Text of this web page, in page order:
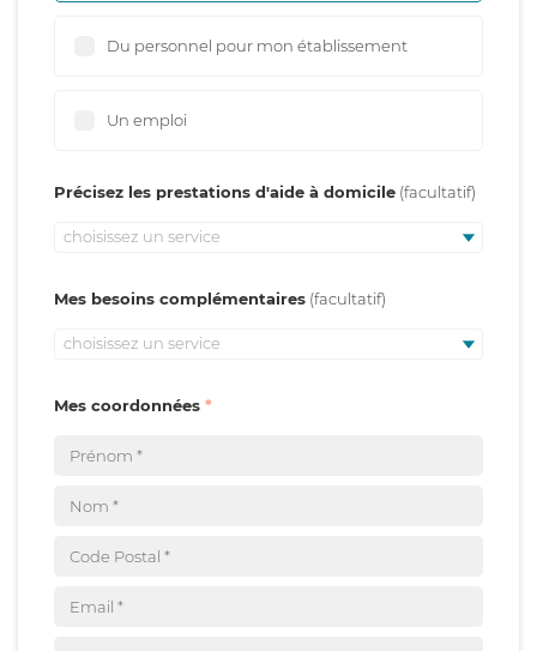
Du personnel pour mon établissement
Un emploi
Précisez les prestations d'aide à domicile
choisissez un service
Mes besoins complémentaires
choisissez un service
Mes coordonnées